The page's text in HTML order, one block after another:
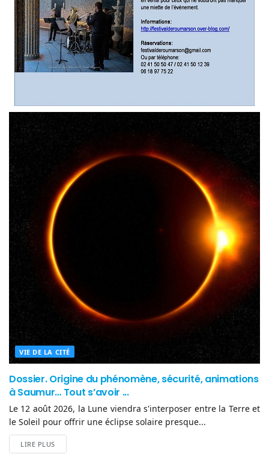
VIE DE LA CITÉ
Dossier. Origine du phénomène, sécurité, animations
à Saumur… Tout s’avoir ...
Le 12 août 2026, la Lune viendra s'interposer entre la Terre et
le Soleil pour offrir une éclipse solaire presque...
LIRE PLUS